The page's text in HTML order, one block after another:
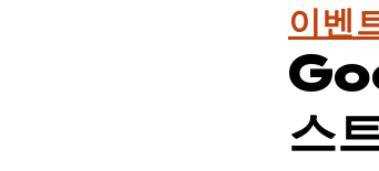
이벤
스